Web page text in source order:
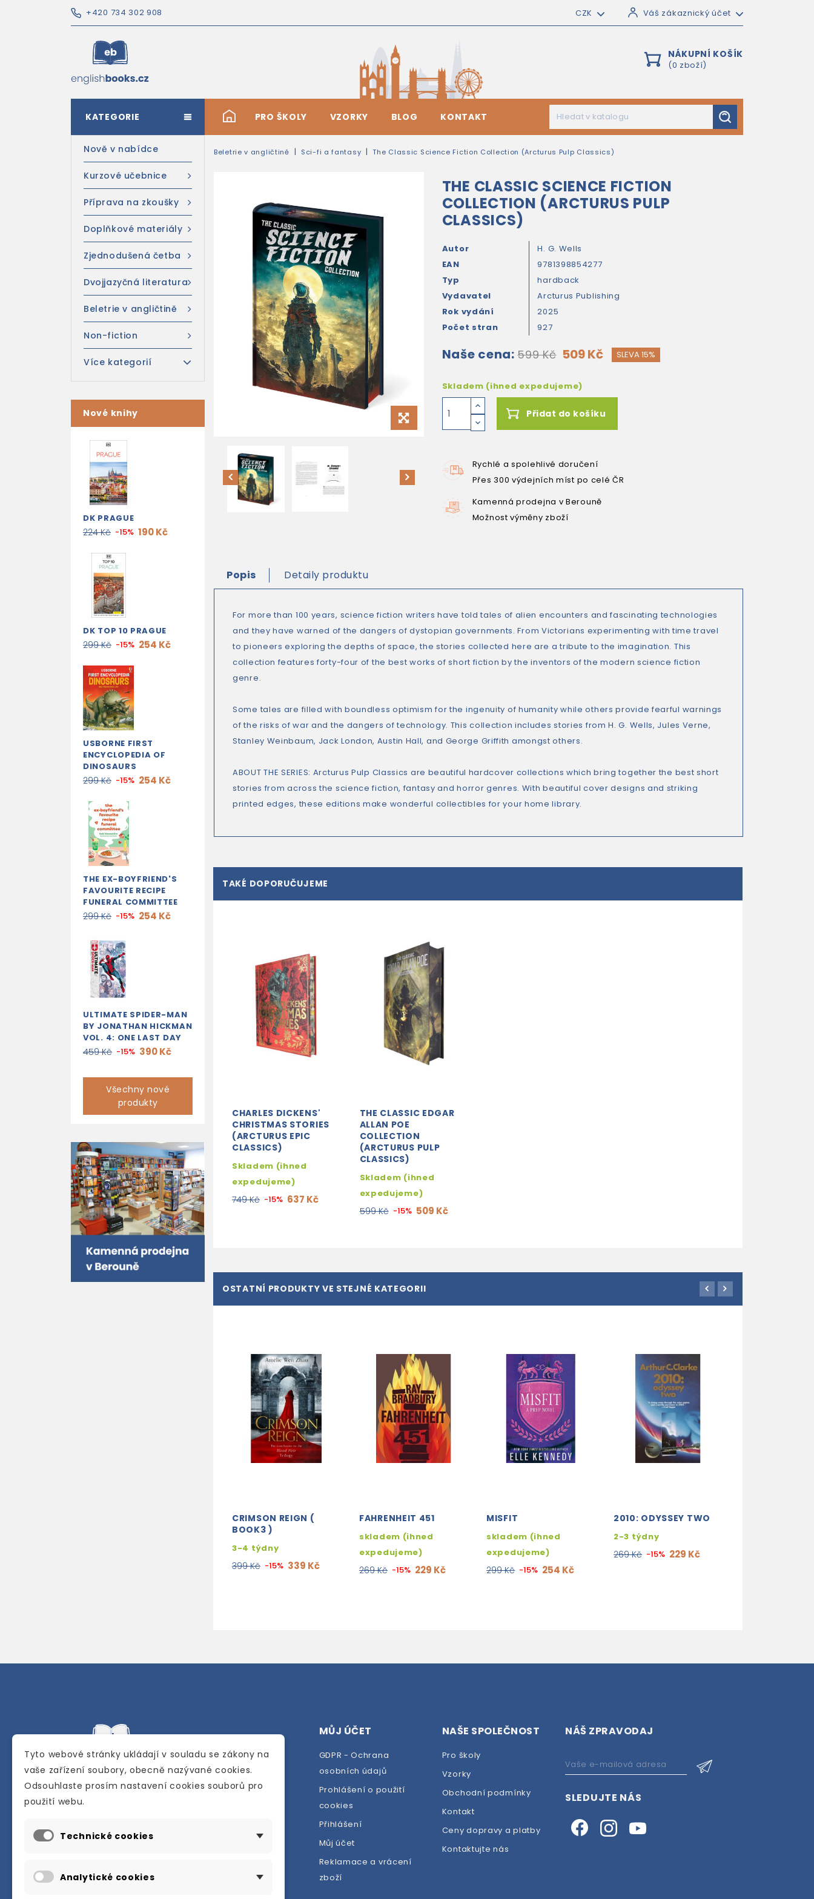
+420 734 302 908 CZK Váš zákaznický účet
NÁKUPNÍ KOŠÍK
(0 zboží)
# PRO ŠKOLY VZORKY BLOG KONTAKT
KATEGORIE
Nově v nabídce
Kurzové učebnice
Příprava na zkoušky
Doplňkové materiály
Zjednodušená četba
Dvojjazyčná literatura
Beletrie v angličtině
Non-fiction
Více kategorií
Nové knihy
DK PRAGUE
224 Kč -15% 190 Kč
DK TOP 10 PRAGUE
299 Kč -15% 254 Kč
USBORNE FIRST
ENCYCLOPEDIA OF
DINOSAURS
299 Kč -15% 254 Kč
THE EX-BOYFRIEND'S
FAVOURITE RECIPE
FUNERAL COMMITTEE
299 Kč -15% 254 Kč
ULTIMATE SPIDER-MAN
BY JONATHAN HICKMAN
VOL. 4: ONE LAST DAY
459 Kč -15% 390 Kč
Všechny nové
produkty
Beletrie v angličtině Sci-fi a fantasy The Classic Science Fiction Collection (Arcturus Pulp Classics)
THE CLASSIC SCIENCE FICTION
COLLECTION (ARCTURUS PULP
CLASSICS)
Autor
H. G. Wells
EAN
9781398854277
Typ
hardback
Vydavatel
Arcturus Publishing
Rok vydání
2025
Počet stran
927
Naše cena: 599 Kč 509 Kč SLEVA 15%
Skladem (ihned expedujeme)
Přidat do košíku
Rychlé a spolehlivé doručení
Přes 300 výdejních míst po celé ČR
Kamenná prodejna v Berouně
Možnost výměny zboží
Popis Detaily produktu
For more than 100 years, science fiction writers have told tales of alien encounters and fascinating technologies
and they have warned of the dangers of dystopian governments. From Victorians experimenting with time travel
to pioneers exploring the depths of space, the stories collected here are a tribute to the imagination. This
collection features forty-four of the best works of short fiction by the inventors of the modern science fiction
genre.
Some tales are filled with boundless optimism for the ingenuity of humanity while others provide fearful warnings
of the risks of war and the dangers of technology. This collection includes stories from H. G. Wells, Jules Verne,
Stanley Weinbaum, Jack London, Austin Hall, and George Griffith amongst others.
ABOUT THE SERIES: Arcturus Pulp Classics are beautiful hardcover collections which bring together the best short
stories from across the science fiction, fantasy and horror genres. With beautiful cover designs and striking
printed edges, these editions make wonderful collectibles for your home library.
TAKÉ DOPORUČUJEME
CHARLES DICKENS'
CHRISTMAS STORIES
(ARCTURUS EPIC
CLASSICS)
Skladem (ihned
expedujeme)
749 Kč -15% 637 Kč
THE CLASSIC EDGAR
ALLAN POE
COLLECTION
(ARCTURUS PULP
CLASSICS)
Skladem (ihned
expedujeme)
599 Kč -15% 509 Kč
OSTATNÍ PRODUKTY VE STEJNÉ KATEGORII
CRIMSON REIGN (
BOOK3 )
3-4 týdny
399 Kč -15% 339 Kč
FAHRENHEIT 451
skladem (ihned
expedujeme)
269 Kč -15% 229 Kč
MISFIT
skladem (ihned
expedujeme)
299 Kč -15% 254 Kč
2010: ODYSSEY TWO
2-3 týdny
269 Kč -15% 229 Kč
Internetové a kamenné knihkupectví se
anglického jazyka.
Karly Machové 48 Beroun 266 01
MŮJ ÚČET
GDPR - Ochrana
osobních údajů
Prohlášení o použití
cookies
Přihlášení
Můj účet
Reklamace a vrácení
zboží
NAŠE SPOLEČNOST
Pro školy
Vzorky
Obchodní podmínky
Kontakt
Ceny dopravy a platby
Kontaktujte nás
NÁŠ ZPRAVODAJ
SLEDUJTE NÁS
Tyto webové stránky ukládají v souladu se zákony na
vaše zařízení soubory, obecně nazývané cookies.
Odsouhlaste prosím nastavení cookies souborů pro
použití webu.
Technické cookies
Analytické cookies